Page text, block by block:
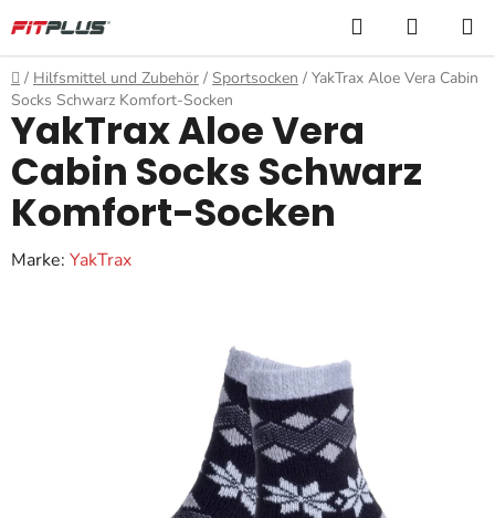
Inhalt
springen
Suchen
Startseite
/ Hilfsmittel und Zubehör / Sportsocken / YakTrax Aloe Vera Cabin
Socks Schwarz Komfort-Socken
YakTrax Aloe Vera
Cabin Socks Schwarz
Komfort-Socken
Marke: YakTrax